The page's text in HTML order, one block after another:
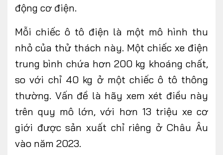
động cơ điện.
Mỗi chiếc ô tô điện là một mô hình thu
nhỏ của thử thách này. Một chiếc xe điện
trung bình chứa hơn 200 kg khoáng chất,
so với chỉ 40 kg ở một chiếc ô tô thông
thường. Vấn đề là hãy xem xét điều này
trên quy mô lớn, với hơn 13 triệu xe cơ
giới được sản xuất chỉ riêng ở Châu Âu
vào năm 2023.